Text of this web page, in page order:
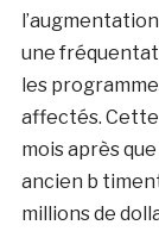
une
les
affectés. Cette
mois après
ancien b
millions de